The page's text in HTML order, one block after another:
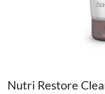
Nutri Restore